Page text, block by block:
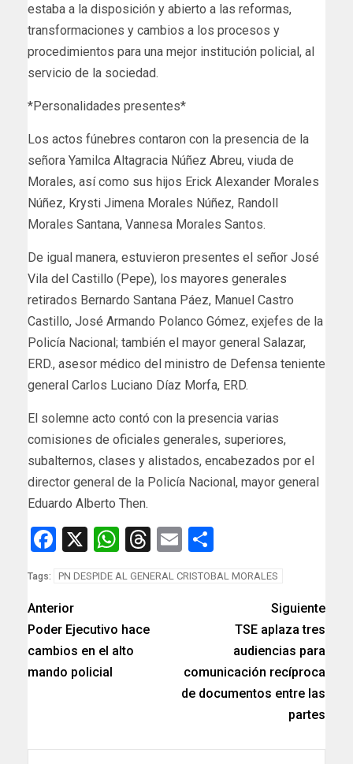
estaba a la disposición y abierto a las reformas,
transformaciones y cambios a los procesos y
procedimientos para una mejor institución policial, al
servicio de la sociedad.
*Personalidades presentes*
Los actos fúnebres contaron con la presencia de la
señora Yamilca Altagracia Núñez Abreu, viuda de
Morales, así como sus hijos Erick Alexander Morales
Núñez, Krysti Jimena Morales Núñez, Randoll
Morales Santana, Vannesa Morales Santos.
De igual manera, estuvieron presentes el señor José
Vila del Castillo (Pepe), los mayores generales
retirados Bernardo Santana Páez, Manuel Castro
Castillo, José Armando Polanco Gómez, exjefes de la
Policía Nacional; también el mayor general Salazar,
ERD., asesor médico del ministro de Defensa teniente
general Carlos Luciano Díaz Morfa, ERD.
El solemne acto contó con la presencia varias
comisiones de oficiales generales, superiores,
subalternos, clases y alistados, encabezados por el
director general de la Policía Nacional, mayor general
Eduardo Alberto Then.
Facebook
X WhatsApp
Threads
Email
Tags: PN DESPIDE AL GENERAL CRISTOBAL MORALES
Anterior
Poder Ejecutivo hace
cambios en el alto
mando policial
Siguiente
TSE aplaza tres
audiencias para
comunicación recíproca
de documentos entre las
partes